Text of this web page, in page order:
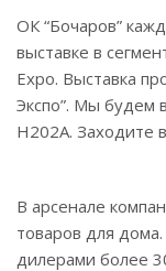
ОК “Бочаров”
выставке в
Expo. Выставка
Экспо”. Мы будем
Н202А. Заходите в
В арсенале
товаров для
дилерами более